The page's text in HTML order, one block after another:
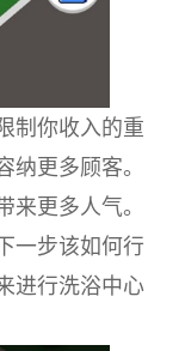
制你收入的重
更多顾客。
更多人气。
一步该如何行
进行洗浴中心